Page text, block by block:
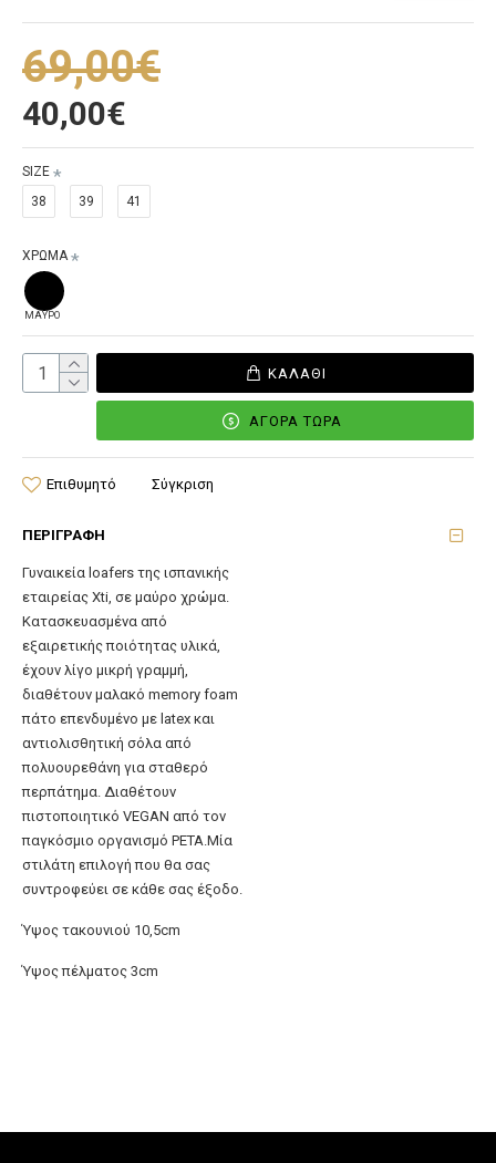
40,00€
69,00€
SIZE
38
39 41
ΧΡΩΜΑ
ΜΑΥΡΟ
ΚΑΛΆΘΙ
ΑΓΟΡΆ ΤΏΡΑ
Επιθυμητό Σύγκριση
ΠΕΡΙΓΡΑΦΉ
Γυναικεία loafers της ισπανικής
εταιρείας Xti, σε μαύρο χρώμα.
Κατασκευασμένα από
εξαιρετικής ποιότητας υλικά,
έχουν λίγο μικρή γραμμή,
διαθέτουν μαλακό memory foam
πάτο επενδυμένο με latex και
αντιολισθητική σόλα από
πολυουρεθάνη για σταθερό
περπάτημα. Διαθέτουν
πιστοποιητικό VEGAN από τον
παγκόσμιο οργανισμό PETA.Μία
στιλάτη επιλογή που θα σας
συντροφεύει σε κάθε σας έξοδο.
Ύψος τακουνιού 10,5cm
Ύψος πέλματος 3cm